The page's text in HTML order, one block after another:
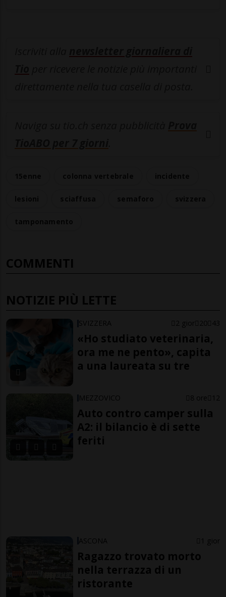
COMMENTI
NOTIZIE PIÙ LETTE
SVIZZERA 2 gior 20 43
«Ho studiato veterinaria,
ora me ne pento», capita
a una laureata su tre
MEZZOVICO 8 ore 12
Auto contro camper sulla
A2: il bilancio è di sette
feriti
ASCONA 1 gior
Ragazzo trovato morto
nella terrazza di un
ristorante